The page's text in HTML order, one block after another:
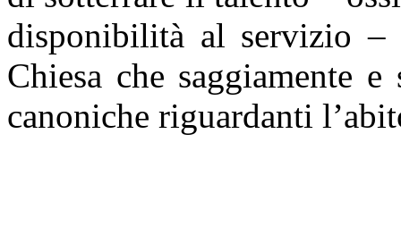
disponibilità al servizio –
Chiesa che saggiamente
canoniche riguardanti